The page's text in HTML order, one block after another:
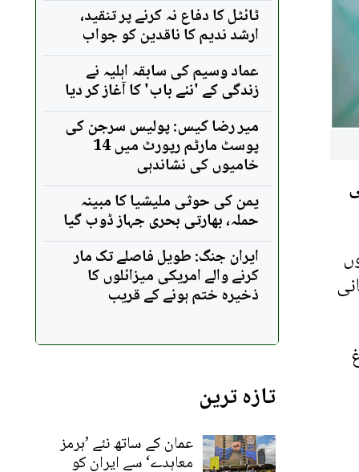
ٹائٹل کا دفاع نہ کرنے پر تنقید،
ارشد ندیم کا ناقدین کو جواب
عماد وسیم کی سابقہ اہلیہ نے
زندگی کے 'نئے باب' کا آغاز کر دیا
میر رضا کیس: پولیس سرجن کی
پوسٹ مارٹم رپورٹ میں 14
خامیوں کی نشاندہی
یمن کی حوثی ملیشیا کا مبینہ
حملہ، بھارتی بحری جہاز ڈوب گیا
ایران جنگ: طویل فاصلے تک مار
کرنے والے امریکی میزائلوں کا
ذخیرہ ختم ہونے کے قریب
تازہ ترین
عمان کے ساتھ نئے ’ہرمز
معاہدے‘ سے ایران کو